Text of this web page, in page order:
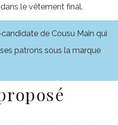
le vêtement final.
de Cousu Main qui
patrons sous la marque